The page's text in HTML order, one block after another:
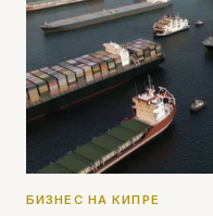
БИЗНЕС НА КИПРЕ